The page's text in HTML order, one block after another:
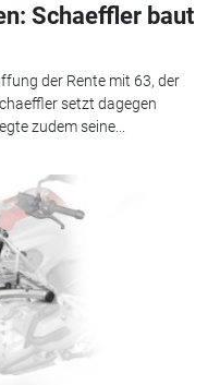
Schaeffler baut
der Rente mit 63, der
setzt dagegen
zudem seine...